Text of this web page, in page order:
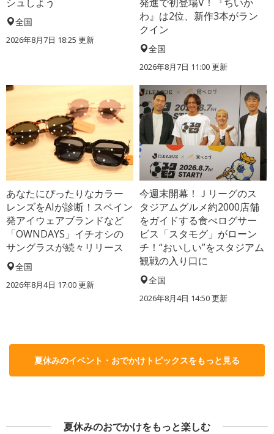
全国
2026年8月7日 18:25 更新
わ』は2位、新作3本がラン
クイン
全国
2026年8月7日 11:00更新
あなたにぴったりなカラー
レンズをAIが診断！スペイン
発アイウェアブランドなど
「OWNDAYS」イチオシの
サングラスが続々リリース
全国
2026年8月4日 17:00更新
今週末開幕！Ｊリーグのス
タジアムグルメ約2000店舗
をガイドする食べログサー
ビス「スタモグ」がローン
チ！“おいしい”をスタジアム
観戦の入り口に
全国
2026年8月4日 14:50更新
夏休みのイベント・おでかけトピックスをもっと見る
夏休みのおでかけをもっと楽しむ